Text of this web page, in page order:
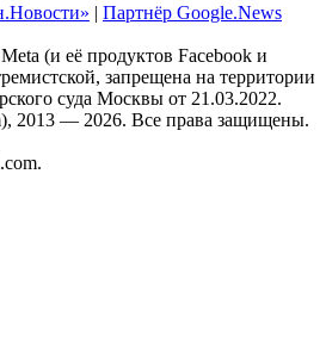
| Партнёр Google.News
(и её продуктов Facebook и
запрещена на территории
суда Москвы от 21.03.2022.
2013 — 2026. Все права защищены.